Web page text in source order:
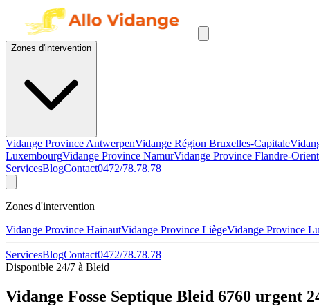
Zones d'intervention
Vidange Province AntwerpenVidange Région Bruxelles-Capitale
LuxembourgVidange Province NamurVidange Province Flandre-
ServicesBlogContact0472/78.78.78
Zones d'intervention
Vidange Province HainautVidange Province LiègeVidange Province
ServicesBlogContact0472/78.78.78
Disponible 24/7 à Bleid
Vidange Fosse Septique Bleid 6760 urgent